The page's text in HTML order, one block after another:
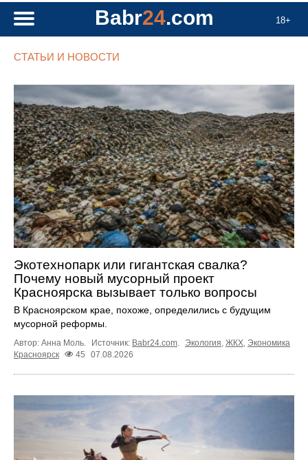
18+
Babr24.com
СТАТЬИ И НОВОСТИ
Экотехнопарк или гигантская свалка?
Почему новый мусорный проект
Красноярска вызывает только вопросы
В Красноярском крае, похоже, определились с будущим
мусорной реформы.
Автор: Анна Моль. Источник: Babr24.com Экология ЖКХ Экономика
Красноярск
45 07.08.2026